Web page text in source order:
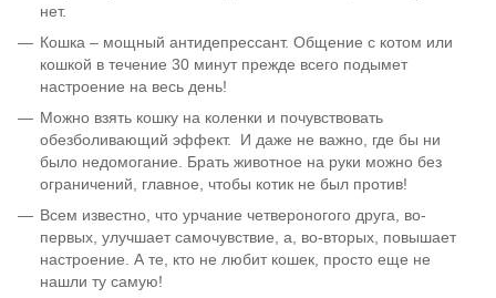
нет.
Кошка – мощный антидепрессант. Общение с котом или
кошкой в течение 30 минут прежде всего подымет
настроение на весь день!
Можно взять кошку на коленки и почувствовать
обезболивающий эффект. И даже не важно, где бы ни
было недомогание. Брать животное на руки можно без
ограничений, главное, чтобы котик не был против!
Всем известно, что урчание четвероногого друга, во-
первых, улучшает самочувствие, а, во-вторых, повышает
настроение. А те, кто не любит кошек, просто еще не
нашли ту самую!